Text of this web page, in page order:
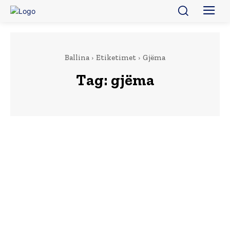
Ballina Etiketimet Gjëma
Tag: gjëma